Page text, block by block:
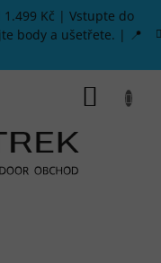
1.499 Kč | Vstupte do
body a ušetřete. | 📍